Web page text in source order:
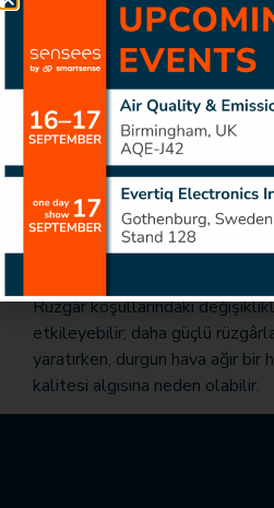
madde konsantrasyonlarını
durumlarda güçlü rüzgârlar
taşıyarak, kaynağından çok
kalitesini etkileyebilir.
Rüzgâr kontrol edilemese de,
izlenmesi hava kalitesindeki
önemli bir bağlam sağlar.
konsantrasyonlarındaki
yardımcı olur ve çevresel
Rüzgâr koşullarındaki
etkileyebilir; daha güçlü
yaratırken, durgun hava ağır bir
kalitesi algısına neden olabilir.